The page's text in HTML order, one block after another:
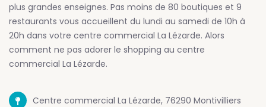
plus grandes enseignes. Pas moins de 80 boutiques et 9
restaurants vous accueillent du lundi au samedi de 10h à
20h dans votre centre commercial La Lézarde. Alors
comment ne pas adorer le shopping au centre
commercial La Lézarde.
Centre commercial La Lézarde, 76290 Montivilliers